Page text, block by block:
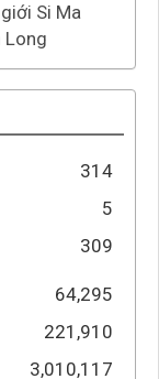
Si Ma
Long
314
5
309
64,295
221,910
3,010,117